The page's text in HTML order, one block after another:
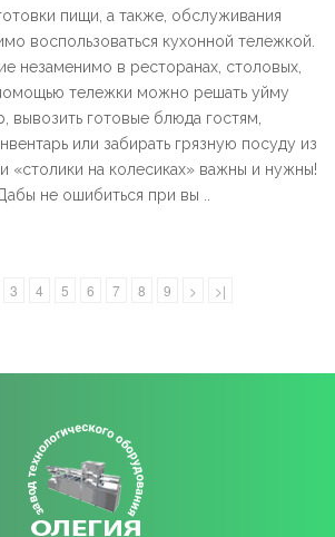
пищи, а также, обслуживания
воспользоваться кухонной тележкой.
незаменимо в ресторанах, столовых,
тележки можно решать уйму
вывозить готовые блюда гостям,
или забирать грязную посуду из
«столики на колесиках» важны и нужны!
не ошибиться при вы ..
3 4 5 6 7 8 9 > >|